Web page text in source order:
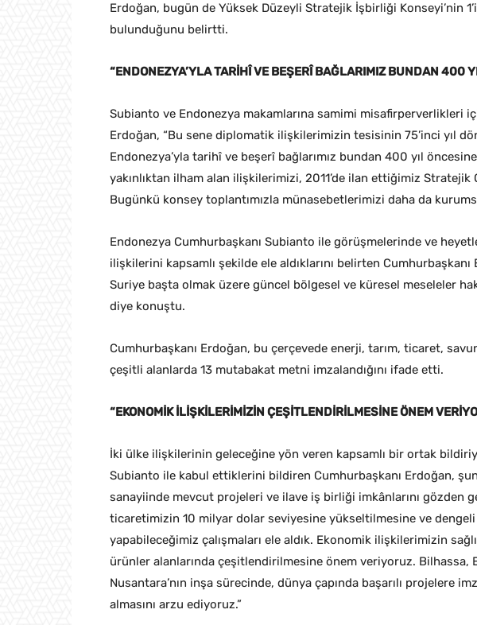
Erdoğan, bugün de Yüksek Düzeyli Stratejik İşbirliği Konseyi’nin
bulunduğunu belirtti.
“ENDONEZYA’YLA TARİHÎ VE BEŞERÎ BAĞLARIMIZ BUNDAN 400
Subianto ve Endonezya makamlarına samimi misafirperverlikleri
Erdoğan, “Bu sene diplomatik ilişkilerimizin tesisinin 75’inci yıl
Endonezya’yla tarihî ve beşerî bağlarımız bundan 400 yıl
yakınlıktan ilham alan ilişkilerimizi, 2011’de ilan ettiğimiz Stratejik
Bugünkü konsey toplantımızla münasebetlerimizi daha da
Endonezya Cumhurbaşkanı Subianto ile görüşmelerinde ve
ilişkilerini kapsamlı şekilde ele aldıklarını belirten
Suriye başta olmak üzere güncel bölgesel ve küresel meseleler
diye konuştu.
Cumhurbaşkanı Erdoğan, bu çerçevede enerji, tarım, ticaret,
çeşitli alanlarda 13 mutabakat metni imzalandığını ifade etti.
“EKONOMİK İLİŞKİLERİMİZİN ÇEŞİTLENDİRİLMESİNE ÖNEM
İki ülke ilişkilerinin geleceğine yön veren kapsamlı bir ortak
Subianto ile kabul ettiklerini bildiren Cumhurbaşkanı Erdoğan,
sanayiinde mevcut projeleri ve ilave iş birliği imkânlarını gözden
ticaretimizin 10 milyar dolar seviyesine yükseltilmesine ve
yapabileceğimiz çalışmaları ele aldık. Ekonomik ilişkilerimizin
ürünler alanlarında çeşitlendirilmesine önem veriyoruz. Bilhassa,
Nusantara’nın inşa sürecinde, dünya çapında başarılı projelere
almasını arzu ediyoruz.”